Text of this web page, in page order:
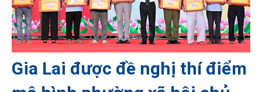
Gia Lai được đề nghị thí điểm